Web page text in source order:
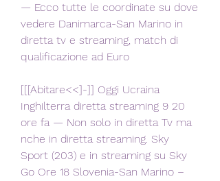
— Ecco tutte le coordinate su dove
vedere Danimarca-San Marino in
diretta tv e streaming, match di
qualificazione ad Euro
[[[Abitare<<]-]] Oggi Ucraina
Inghilterra diretta streaming 9 20
ore fa — Non solo in diretta Tv ma
nche in diretta streaming. Sky
Sport (203) e in streaming su Sky
Go Ore 18 Slovenia-San Marino –